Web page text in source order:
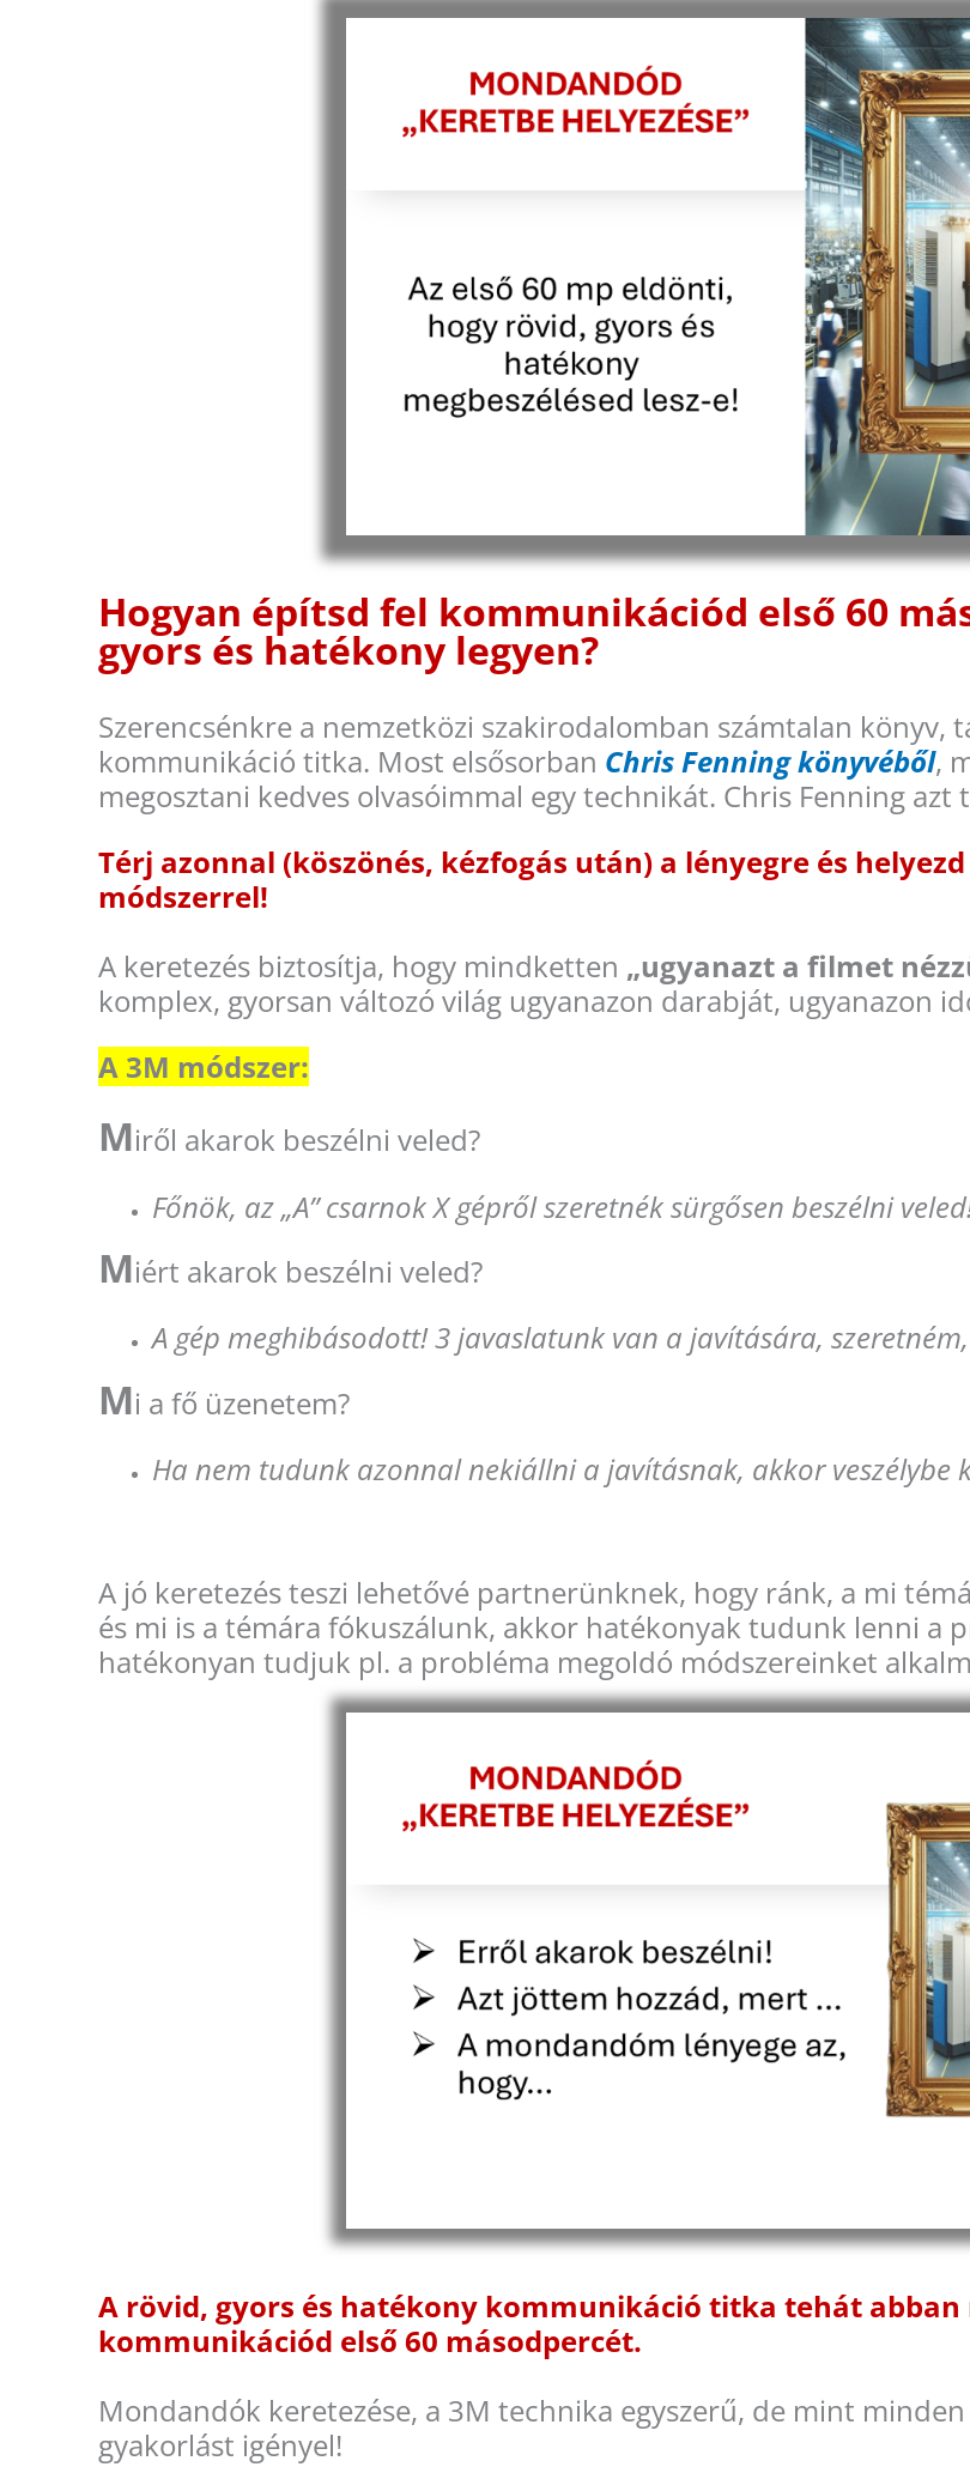
Hogyan építsd fel kommunikációd első 60
gyors és hatékony legyen?
Szerencsénkre a nemzetközi szakirodalomban számtalan könyv,
kommunikáció titka. Most elsősorban Chris Fenning könyvéből,
megosztani kedves olvasóimmal egy technikát. Chris Fenning azt
Térj azonnal (köszönés, kézfogás után) a lényegre és
módszerrel!
A keretezés biztosítja, hogy mindketten „ugyanazt a filmet
komplex, gyorsan változó világ ugyanazon darabját, ugyanazon
A 3M módszer:
Miről akarok beszélni veled?
Főnök, az „A” csarnok X gépről szeretnék sürgősen beszélni
Miért akarok beszélni veled?
A gép meghibásodott! 3 javaslatunk van a javítására,
Mi a fő üzenetem?
Ha nem tudunk azonnal nekiállni a javításnak, akkor
A jó keretezés teszi lehetővé partnerünknek, hogy ránk, a mi
és mi is a témára fókuszálunk, akkor hatékonyak tudunk lenni a
hatékonyan tudjuk pl. a probléma megoldó módszereinket
A rövid, gyors és hatékony kommunikáció titka tehát
kommunikációd első 60 másodpercét.
Mondandók keretezése, a 3M technika egyszerű, de mint
gyakorlást igényel!